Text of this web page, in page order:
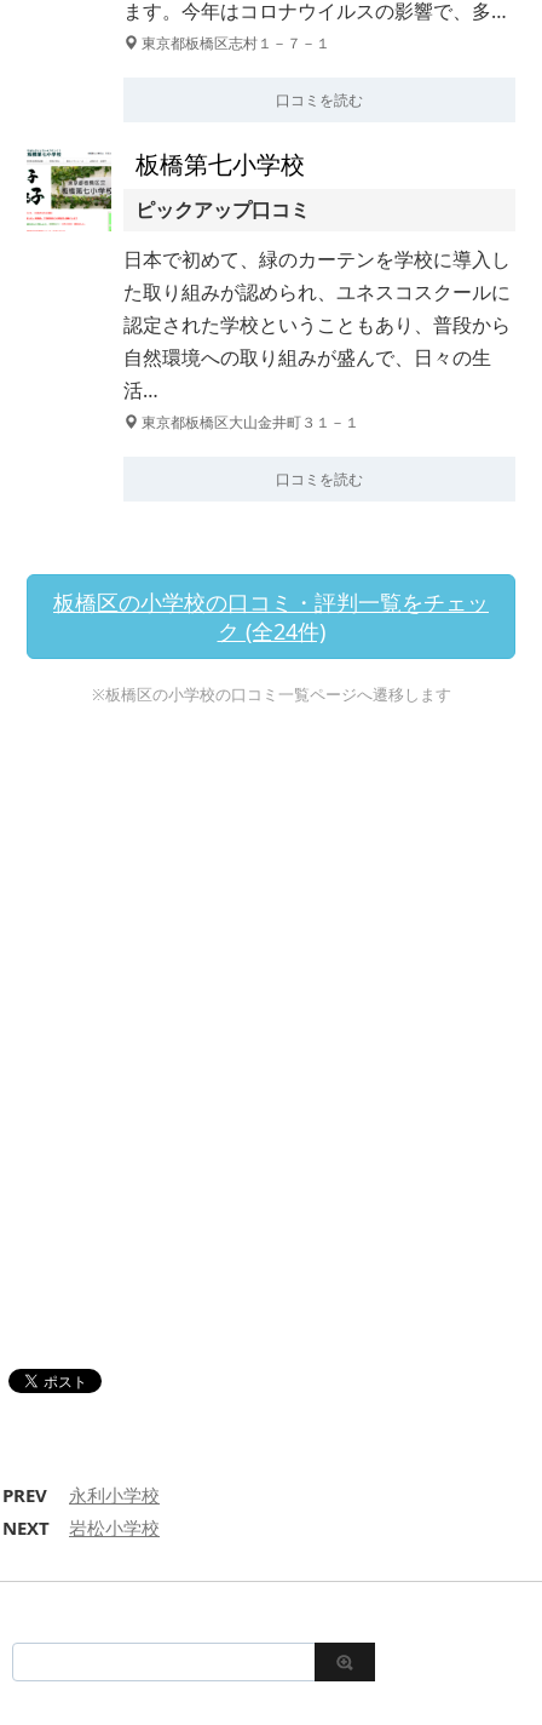
ます。今年はコロナウイルスの影響で、多…
東京都板橋区志村１－７－１
口コミを読む
板橋第七小学校
ピックアップ口コミ
日本で初めて、緑のカーテンを学校に導入し
た取り組みが認められ、ユネスコスクールに
認定された学校ということもあり、普段から
自然環境への取り組みが盛んで、日々の生
活…
東京都板橋区大山金井町３１－１
口コミを読む
板橋区の小学校の口コミ・評判一覧をチェッ
ク (全24件)
※板橋区の小学校の口コミ一覧ページへ遷移します
PREV
永利小学校
NEXT
岩松小学校